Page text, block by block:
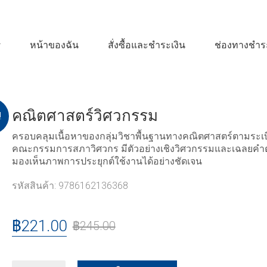
หน้าของฉัน สั่งซื้อและชำระเงิน ช่องทางชำร
คณิตศาสตร์วิศวกรรม
ครอบคลุมเนื้อหาของกลุ่มวิชาพื้นฐานทางคณิตศาสตร์ตามระเ
คณะกรรมการสภาวิศวกร มีตัวอย่างเชิงวิศวกรรมและเฉลยคำ
มองเห็นภาพการประยุกต์ใช้งานได้อย่างชัดเจน
รหัสสินค้า: 9786162136368
฿245.00
฿221.00